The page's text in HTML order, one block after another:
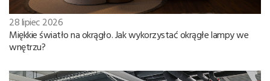
28 lipiec 2026
Miękkie światło na okrągło. Jak wykorzystać okrągłe lampy we
wnętrzu?